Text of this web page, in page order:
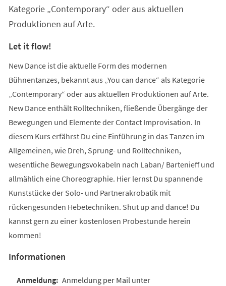
Kategorie „Contemporary“ oder aus aktuellen
Produktionen auf Arte.
Let it flow!
New Dance ist die aktuelle Form des modernen
Bühnentanzes, bekannt aus „You can dance“ als Kategorie
„Contemporary“ oder aus aktuellen Produktionen auf Arte.
New Dance enthält Rolltechniken, fließende Übergänge der
Bewegungen und Elemente der Contact Improvisation. In
diesem Kurs erfährst Du eine Einführung in das Tanzen im
Allgemeinen, wie Dreh, Sprung- und Rolltechniken,
wesentliche Bewegungsvokabeln nach Laban/ Bartenieff und
allmählich eine Choreographie. Hier lernst Du spannende
Kunststücke der Solo- und Partnerakrobatik mit
rückengesunden Hebetechniken. Shut up and dance! Du
kannst gern zu einer kostenlosen Probestunde herein
kommen!
Informationen
Anmeldung per Mail unter